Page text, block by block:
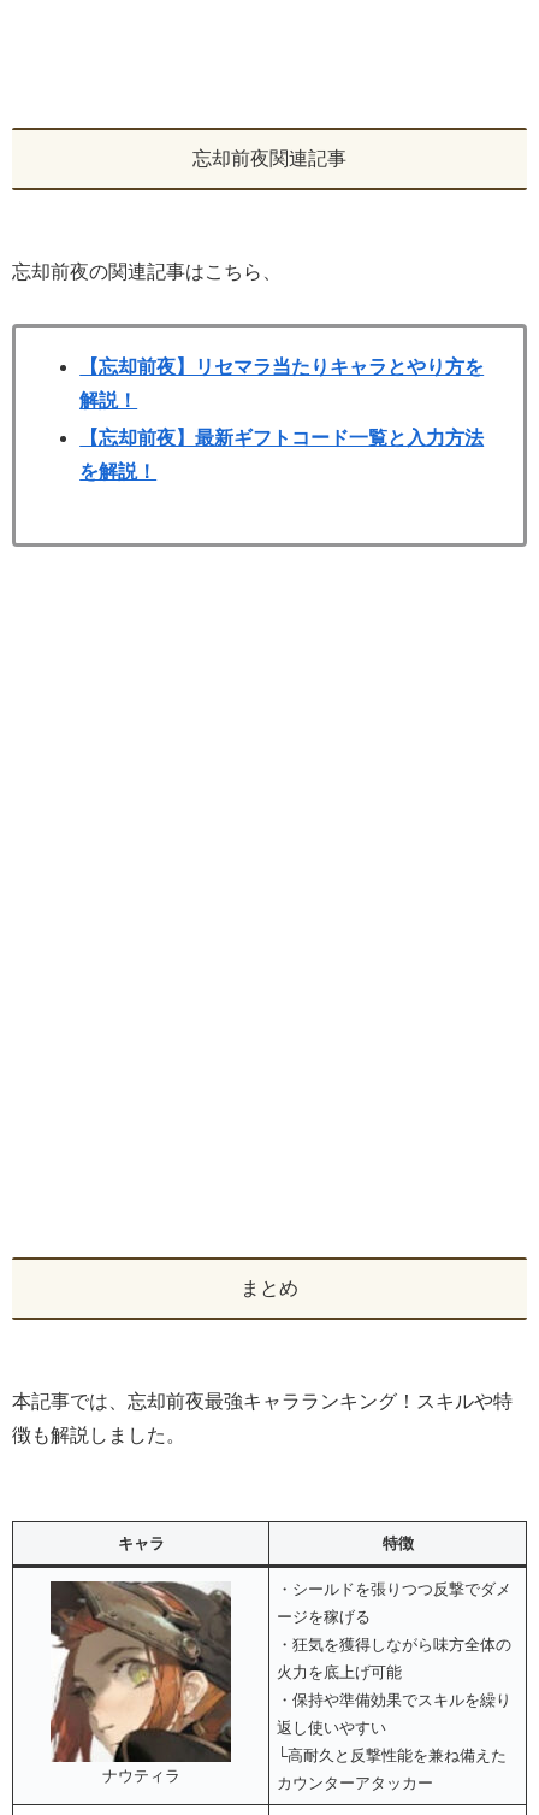
忘却前夜関連記事
忘却前夜の関連記事はこちら、
【忘却前夜】リセマラ当たりキャラとやり方を
解説！
【忘却前夜】最新ギフトコード一覧と入力方法
を解説！
まとめ
本記事では、忘却前夜最強キャラランキング！スキルや特
徴も解説しました。
キャラ 特徴
ナウティラ
・シールドを張りつつ反撃でダメ
ージを稼げる
・狂気を獲得しながら味方全体の
火力を底上げ可能
・保持や準備効果でスキルを繰り
返し使いやすい
└高耐久と反撃性能を兼ね備えた
カウンターアタッカー